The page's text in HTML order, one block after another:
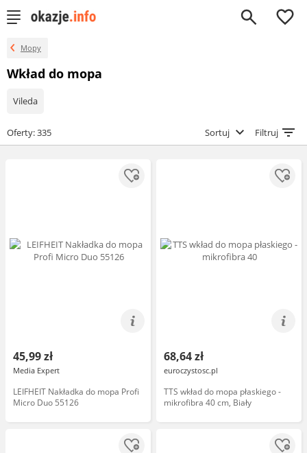
0
Mopy
Wkład do mopa
Vileda
Oferty: 335 Sortuj Filtruj
45,99 zł
Media Expert
LEIFHEIT Nakładka do mopa Profi
Micro Duo 55126
68,64 zł
euroczystosc.pl
TTS wkład do mopa płaskiego -
mikrofibra 40 cm, Biały